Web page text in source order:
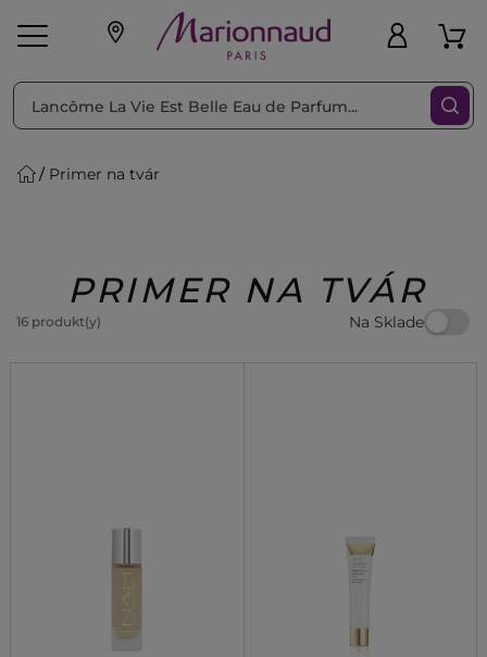
pleť Líčenie
Beauty
Primer na tvár
PRIMER NA TVÁR
16 produkt(y) Na Sklade
Triediť podľa Filtrovať